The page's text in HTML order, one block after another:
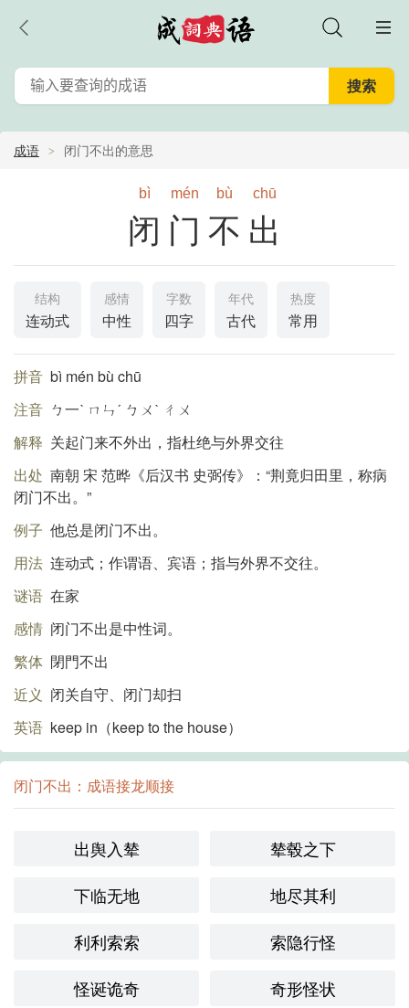
成语 闭门不出的意思
bì mén bù chū
闭门不出
结构
连动式
感情
中性
字数
四字
年代
古代
热度
常用
拼音 bì mén bù chū
注音 ㄅ一ˋ ㄇㄣˊ ㄅㄨˋ ㄔㄨ
解释 关起门来不外出，指杜绝与外界交往
出处 南朝 宋 范晔《后汉书 史弼传》：“荆竟归田里，称病
闭门不出。”
例子 他总是闭门不出。
用法 连动式；作谓语、宾语；指与外界不交往。
谜语 在家
感情 闭门不出是中性词。
繁体 閉門不出
近义 闭关自守、闭门却扫
英语 keep in（keep to the house）
闭门不出：成语接龙顺接
出舆入辇
辇毂之下
下临无地
地尽其利
利利索索
索隐行怪
怪诞诡奇
奇形怪状